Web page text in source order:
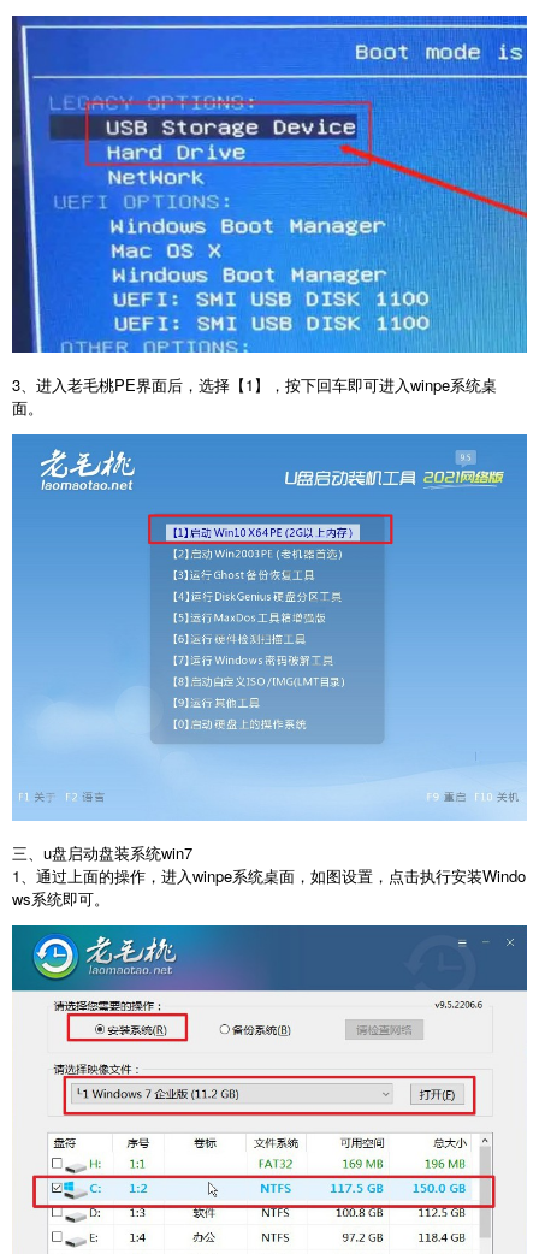
3、进入老毛桃PE界面后，选择【1】，按下回车即可进入winpe系统桌
面。
三、u盘启动盘装系统win7
1、通过上面的操作，进入winpe系统桌面，如图设置，点击执行安装Windo
ws系统即可。